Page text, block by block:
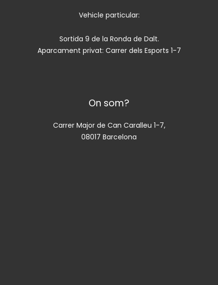
Vehicle particular:
Sortida 9 de la Ronda de Dalt.
Aparcament privat: Carrer dels Esports 1-7
On som?
Carrer Major de Can Caralleu 1-7,
08017 Barcelona